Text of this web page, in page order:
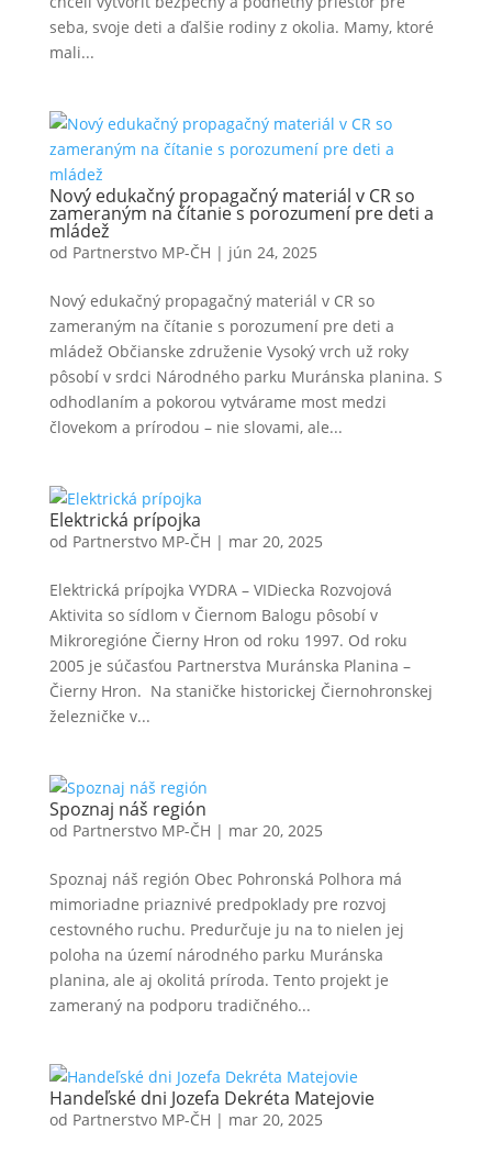
seba, svoje deti a ďalšie rodiny z okolia. Mamy, ktoré
mali...
Nový edukačný propagačný materiál v CR so
zameraným na čítanie s porozumení pre deti a
mládež
od Partnerstvo MP-ČH | jún 24, 2025
Nový edukačný propagačný materiál v CR so
zameraným na čítanie s porozumení pre deti a
mládež Občianske združenie Vysoký vrch už roky
pôsobí v srdci Národného parku Muránska planina. S
odhodlaním a pokorou vytvárame most medzi
človekom a prírodou – nie slovami, ale...
Elektrická prípojka
od Partnerstvo MP-ČH | mar 20, 2025
Elektrická prípojka VYDRA – VIDiecka Rozvojová
Aktivita so sídlom v Čiernom Balogu pôsobí v
Mikroregióne Čierny Hron od roku 1997. Od roku
2005 je súčasťou Partnerstva Muránska Planina –
Čierny Hron. Na staničke historickej Čiernohronskej
železničke v...
Spoznaj náš región
od Partnerstvo MP-ČH | mar 20, 2025
Spoznaj náš región Obec Pohronská Polhora má
mimoriadne priaznivé predpoklady pre rozvoj
cestovného ruchu. Predurčuje ju na to nielen jej
poloha na území národného parku Muránska
planina, ale aj okolitá príroda. Tento projekt je
zameraný na podporu tradičného...
Handeľské dni Jozefa Dekréta Matejovie
od Partnerstvo MP-ČH | mar 20, 2025